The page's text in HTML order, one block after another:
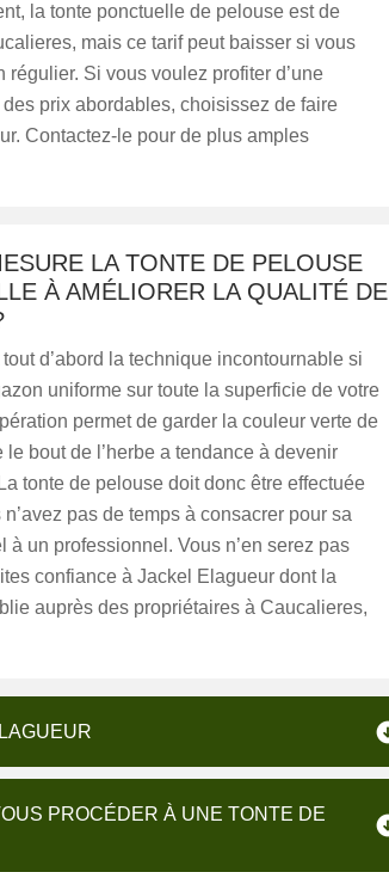
la tonte ponctuelle de pelouse est de
mais ce tarif peut baisser si vous
régulier. Si vous voulez profiter d’une
prix abordables, choisissez de faire
Contactez-le pour de plus amples
LA TONTE DE PELOUSE
À AMÉLIORER LA QUALITÉ DE
d’abord la technique incontournable si
uniforme sur toute la superficie de votre
permet de garder la couleur verte de
bout de l’herbe a tendance à devenir
tonte de pelouse doit donc être effectuée
pas de temps à consacrer pour sa
à un professionnel. Vous n’en serez pas
confiance à Jackel Elagueur dont la
auprès des propriétaires à Caucalieres,
PROCÉDER À UNE TONTE DE